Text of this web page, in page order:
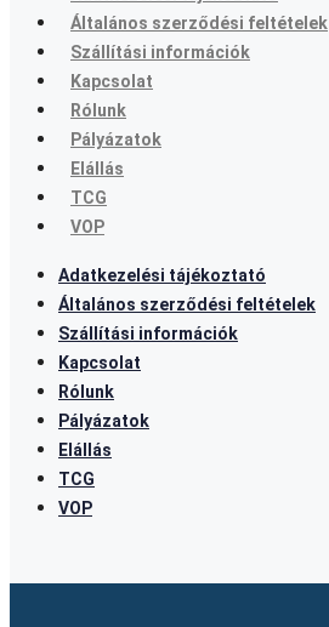
Általános szerződési feltételek
Szállítási információk
Kapcsolat
Rólunk
Pályázatok
Elállás
TCG
VOP
Adatkezelési tájékoztató
Általános szerződési feltételek
Szállítási információk
Kapcsolat
Rólunk
Pályázatok
Elállás
TCG
VOP